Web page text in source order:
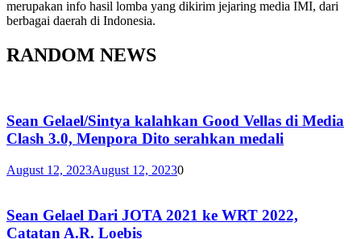
merupakan info hasil lomba yang dikirim jejaring media IMI, dari
berbagai daerah di Indonesia.
RANDOM NEWS
Sean Gelael/Sintya kalahkan Good Vellas di Media
Clash 3.0, Menpora Dito serahkan medali
August 12, 2023August 12, 20230
Sean Gelael Dari JOTA 2021 ke WRT 2022,
Catatan A.R. Loebis